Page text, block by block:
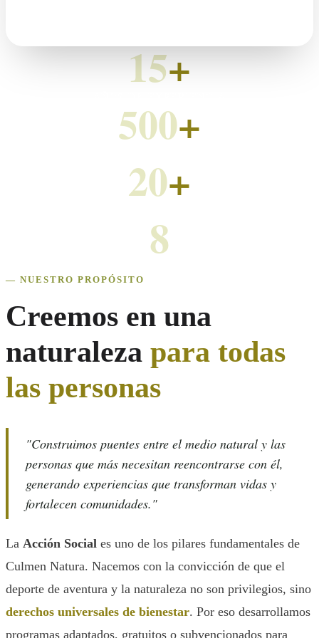
15+
500+
20+
8
— NUESTRO PROPÓSITO
Creemos en una
naturaleza para todas
las personas
"Construimos puentes entre el medio natural y las
personas que más necesitan reencontrarse con él,
generando experiencias que transforman vidas y
fortalecen comunidades."
La Acción Social es uno de los pilares fundamentales de
Culmen Natura. Nacemos con la convicción de que el
deporte de aventura y la naturaleza no son privilegios, sino
derechos universales de bienestar. Por eso desarrollamos
programas adaptados, gratuitos o subvencionados para